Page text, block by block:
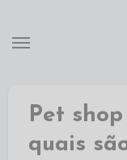
Pet
quais